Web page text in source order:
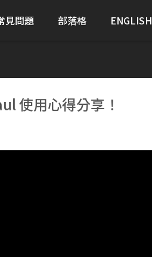
見問題 部落格 ENGLISH
使用心得分享！